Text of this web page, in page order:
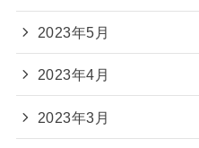
2023年5月
2023年4月
2023年3月